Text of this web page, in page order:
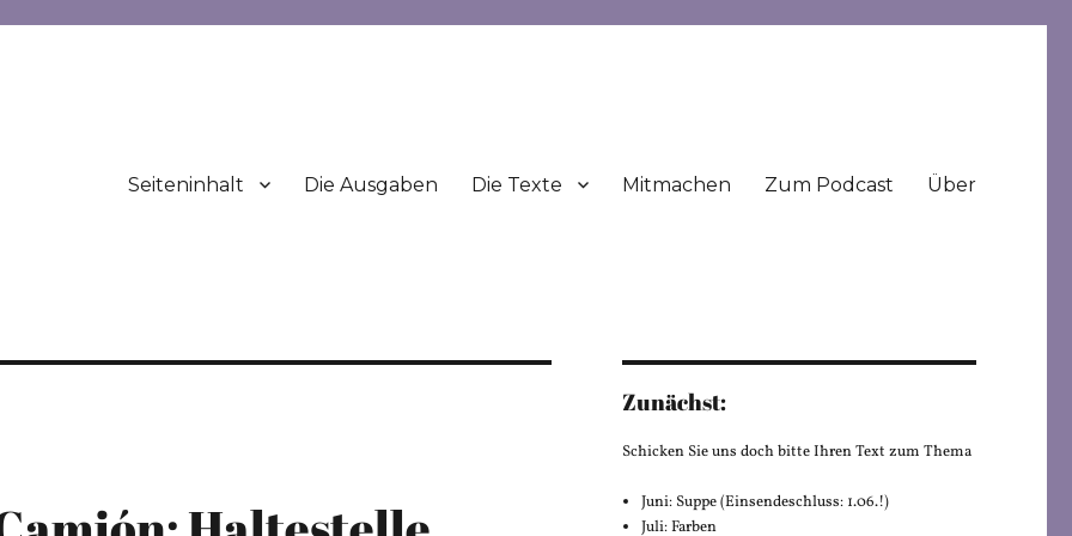
Seiteninhalt Die Ausgaben Die Texte Mitmachen Zum Podcast Über
Zunächst:
Schicken Sie uns doch bitte Ihren Text zum Thema
Juni: Suppe (Einsendeschluss: 1.06.!)
Juli: Farben